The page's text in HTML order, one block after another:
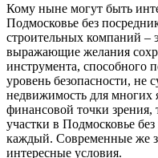
Кому ныне могут быть
Подмосковье без
строительных компаний –
выражающие желания
инструмента, способного
уровень безопасности, не
недвижимость для многих
финансовой точки зрения,
участки в Подмосковье
каждый. Современные же
интересные условия.